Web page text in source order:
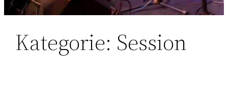
Kategorie: Session